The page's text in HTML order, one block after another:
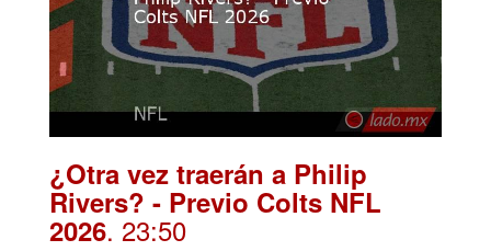
¿Otra vez traerán a Philip
Rivers? - Previo Colts NFL
2026. 23:50